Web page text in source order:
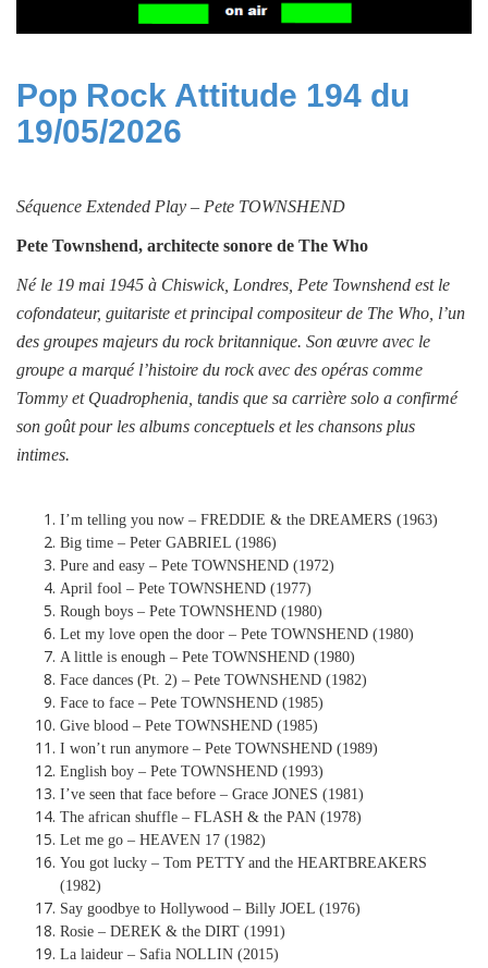
Pop Rock Attitude 194 du
19/05/2026
Séquence Extended Play – Pete TOWNSHEND
Pete Townshend, architecte sonore de The Who
Né le 19 mai 1945 à Chiswick, Londres, Pete Townshend est le
cofondateur, guitariste et principal compositeur de The Who, l’un
des groupes majeurs du rock britannique. Son œuvre avec le
groupe a marqué l’histoire du rock avec des opéras comme
Tommy et Quadrophenia, tandis que sa carrière solo a confirmé
son goût pour les albums conceptuels et les chansons plus
intimes.
I’m telling you now – FREDDIE & the DREAMERS (1963)
Big time – Peter GABRIEL (1986)
Pure and easy – Pete TOWNSHEND (1972)
April fool – Pete TOWNSHEND (1977)
Rough boys – Pete TOWNSHEND (1980)
Let my love open the door – Pete TOWNSHEND (1980)
A little is enough – Pete TOWNSHEND (1980)
Face dances (Pt. 2) – Pete TOWNSHEND (1982)
Face to face – Pete TOWNSHEND (1985)
Give blood – Pete TOWNSHEND (1985)
I won’t run anymore – Pete TOWNSHEND (1989)
English boy – Pete TOWNSHEND (1993)
I’ve seen that face before – Grace JONES (1981)
The african shuffle – FLASH & the PAN (1978)
Let me go – HEAVEN 17 (1982)
You got lucky – Tom PETTY and the HEARTBREAKERS
(1982)
Say goodbye to Hollywood – Billy JOEL (1976)
Rosie – DEREK & the DIRT (1991)
La laideur – Safia NOLLIN (2015)